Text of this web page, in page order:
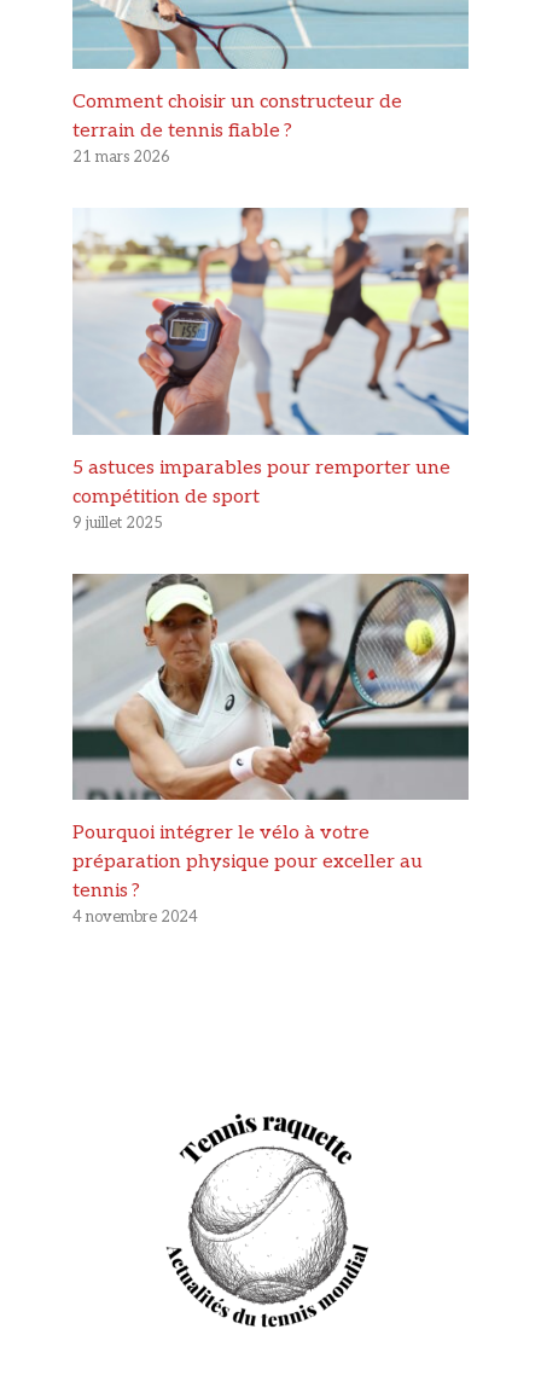
Comment choisir un constructeur de
terrain de tennis fiable ?
21 mars 2026
5 astuces imparables pour remporter une
compétition de sport
9 juillet 2025
Pourquoi intégrer le vélo à votre
préparation physique pour exceller au
tennis ?
4 novembre 2024